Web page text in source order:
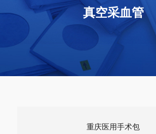
真空采血管
重庆医用手术包